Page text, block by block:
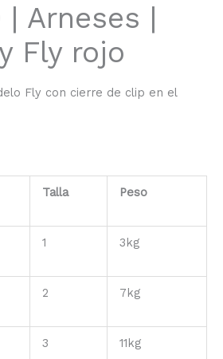
| Arneses |
Fly rojo
Fly con cierre de clip en el
Talla Peso
1 3kg
2 7kg
3 11kg